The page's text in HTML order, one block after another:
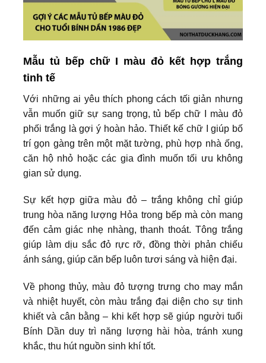
Mẫu tủ bếp chữ I màu đỏ kết hợp trắng
tinh tế
Với những ai yêu thích phong cách tối giản nhưng
vẫn muốn giữ sự sang trọng, tủ bếp chữ I màu đỏ
phối trắng là gợi ý hoàn hảo. Thiết kế chữ I giúp bố
trí gọn gàng trên một mặt tường, phù hợp nhà ống,
căn hộ nhỏ hoặc các gia đình muốn tối ưu không
gian sử dụng.
Sự kết hợp giữa màu đỏ – trắng không chỉ giúp
trung hòa năng lượng Hỏa trong bếp mà còn mang
đến cảm giác nhẹ nhàng, thanh thoát. Tông trắng
giúp làm dịu sắc đỏ rực rỡ, đồng thời phản chiếu
ánh sáng, giúp căn bếp luôn tươi sáng và hiện đại.
Về phong thủy, màu đỏ tượng trưng cho may mắn
và nhiệt huyết, còn màu trắng đại diện cho sự tinh
khiết và cân bằng – khi kết hợp sẽ giúp người tuổi
Bính Dần duy trì năng lượng hài hòa, tránh xung
khắc, thu hút nguồn sinh khí tốt.